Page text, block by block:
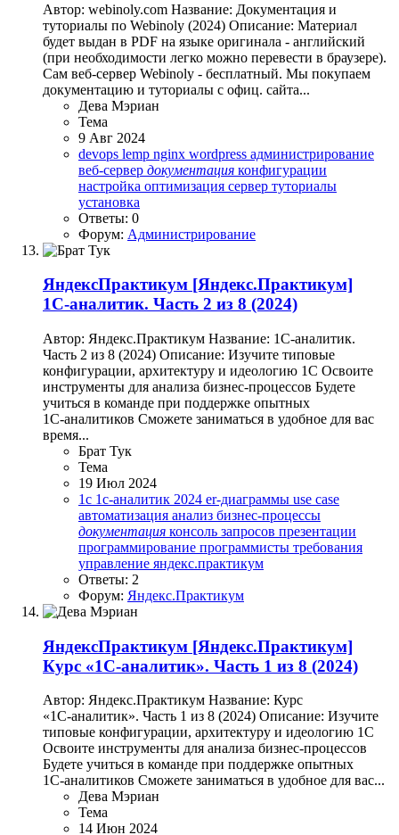
Автор: webinoly.com Название: Документация и
туториалы по Webinoly (2024) Описание: Материал
будет выдан в PDF на языке оригинала - английский
(при необходимости легко можно перевести в браузере).
Сам веб-сервер Webinoly - бесплатный. Мы покупаем
документацию и туториалы с офиц. сайта...
Дева Мэриан
Тема
9 Авг 2024
devops lemp nginx wordpress администрирование
веб-сервер документация конфигурации
настройка оптимизация сервер туториалы
установка
Ответы: 0
Форум: Администрирование
ЯндексПрактикум [Яндекс.Практикум]
1С‑аналитик. Часть 2 из 8 (2024)
Автор: Яндекс.Практикум Название: 1С‑аналитик.
Часть 2 из 8 (2024) Описание: Изучите типовые
конфигурации, архитектуру и идеологию 1С Освоите
инструменты для анализа бизнес‑процессов Будете
учиться в команде при поддержке опытных
1С‑аналитиков Сможете заниматься в удобное для вас
время...
Брат Тук
Тема
19 Июл 2024
1c 1с-аналитик 2024 er-диаграммы use case
автоматизация анализ бизнес-процессы
документация консоль запросов презентации
программирование программисты требования
управление яндекс.практикум
Ответы: 2
Форум: Яндекс.Практикум
ЯндексПрактикум [Яндекс.Практикум]
Курс «1С‑аналитик». Часть 1 из 8 (2024)
Автор: Яндекс.Практикум Название: Курс
«1С‑аналитик». Часть 1 из 8 (2024) Описание: Изучите
типовые конфигурации, архитектуру и идеологию 1С
Освоите инструменты для анализа бизнес‑процессов
Будете учиться в команде при поддержке опытных
1С‑аналитиков Сможете заниматься в удобное для вас...
Дева Мэриан
Тема
14 Июн 2024